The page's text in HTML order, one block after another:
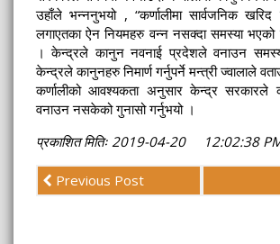
उहाँले भन्ननुभयो , “कर्णालीमा सार्वजनिक
लगाएतका ऐन नियमहरु वन्न नसक्दा समस्या
। केन्द्रले कानुन नवनाई प्रदेशले वनाउन
केन्द्रले कानुनहरु निमार्ण गर्नुपर्ने मन्त्री ज्वालाले
कर्णालीको आवश्यकता अनुसार केन्द्र सरकारले
वनाउन नसकेको गुनासो गर्नुभयो ।
प्रकाशित मितिः 2019-04-20 12:02:38
Previous Post